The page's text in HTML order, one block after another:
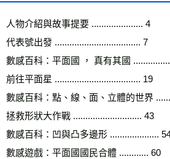
人物介紹與故事提要 ..................... 4
代表號出發 ................................... 7
數感百科：平面國 ， 真有其國
前往平面星 ................................... 19
數感百科：點、線、面、立體的世界
拯救形狀大作戰 ............................ 43
數感百科：凹與凸多邊形 ....................
數感遊戲：平面國國民合體 ............ 60